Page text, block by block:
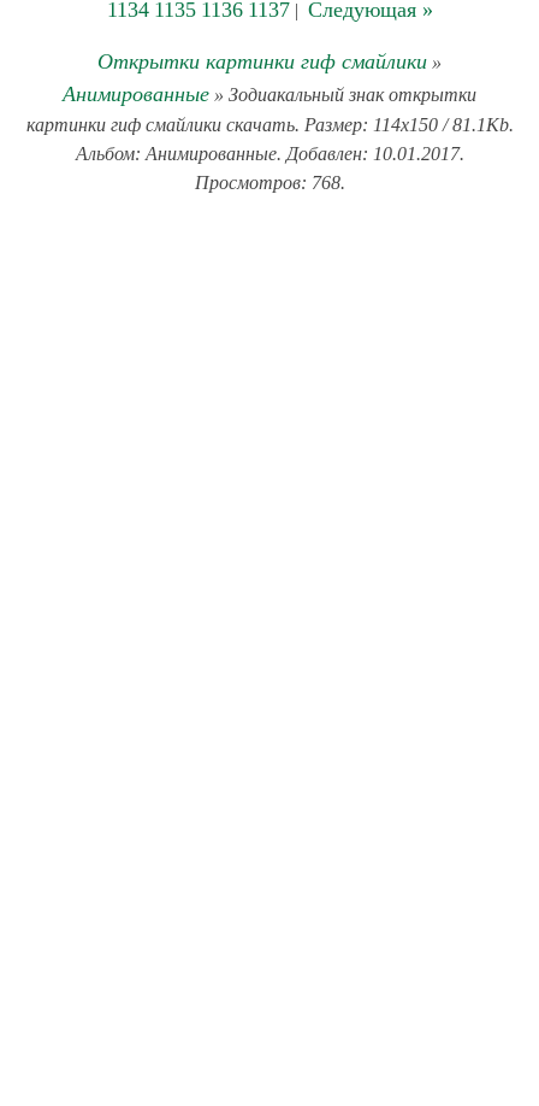
1134 1135 1136 1137| Следующая »
Открытки картинки гиф смайлики »
Анимированные » Зодиакальный знак открытки
картинки гиф смайлики скачать. Размер: 114x150 / 81.1Kb.
Альбом: Анимированные. Добавлен: 10.01.2017.
Просмотров: 768.